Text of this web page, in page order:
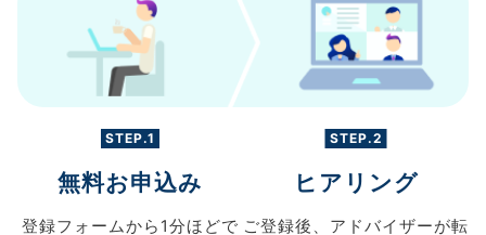
STEP.1
無料お申込み
登録フォームから 1分ほどで
STEP.2
ヒアリング
ご登録後、 アドバイザーが転